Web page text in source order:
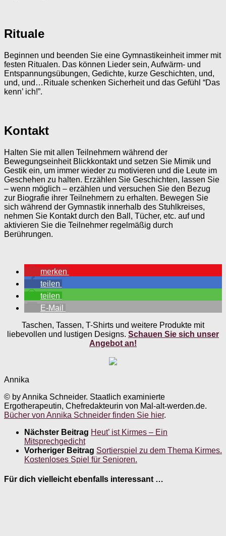
Rituale
Beginnen und beenden Sie eine Gymnastikeinheit immer mit
festen Ritualen. Das können Lieder sein, Aufwärm- und
Entspannungsübungen, Gedichte, kurze Geschichten, und,
und, und…Rituale schenken Sicherheit und das Gefühl “Das
kenn’ ich!”.
Kontakt
Halten Sie mit allen Teilnehmern während der
Bewegungseinheit Blickkontakt und setzen Sie Mimik und
Gestik ein, um immer wieder zu motivieren und die Leute im
Geschehen zu halten. Erzählen Sie Geschichten, lassen Sie
– wenn möglich – erzählen und versuchen Sie den Bezug
zur Biografie ihrer Teilnehmern zu erhalten. Bewegen Sie
sich während der Gymnastik innerhalb des Stuhlkreises,
nehmen Sie Kontakt durch den Ball, Tücher, etc. auf und
aktivieren Sie die Teilnehmer regelmäßig durch
Berührungen.
merken
teilen
teilen
E-Mail
Taschen, Tassen, T-Shirts und weitere Produkte mit
liebevollen und lustigen Designs. Schauen Sie sich unser
Angebot an!
Annika
© by Annika Schneider. Staatlich examinierte
Ergotherapeutin, Chefredakteurin von Mal-alt-werden.de.
Bücher von Annika Schneider finden Sie hier.
Nächster Beitrag Heut’ ist Kirmes – Ein
Mitsprechgedicht
Vorheriger Beitrag Sortierspiel zu dem Thema Kirmes.
Kostenloses Spiel für Senioren.
Für dich vielleicht ebenfalls interessant …